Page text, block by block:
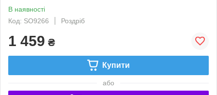
В наявності
Код: SO9266
Роздріб
1 459 ₴
Купити
або